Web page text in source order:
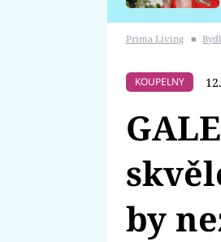
Prima Living ■
KOUPELNY
by